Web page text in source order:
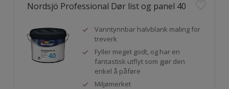
Nordsjö Professional Dør list og panel 40
Vanntynnbar halvblank maling for
treverk
Fyller meget godt, og har en
fantastisk utflyt som gjør den
enkel å påføre
Miljømerket